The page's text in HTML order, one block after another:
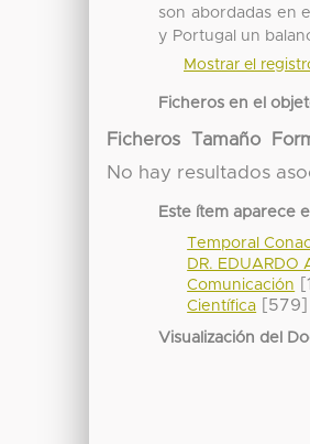
son abordadas en
y Portugal un
Mostrar el
Ficheros en el
Ficheros Tamaño
No hay resultados
Este ítem aparece
Temporal
DR. EDUARDO
Comunicación
Científica [579]
Visualización del